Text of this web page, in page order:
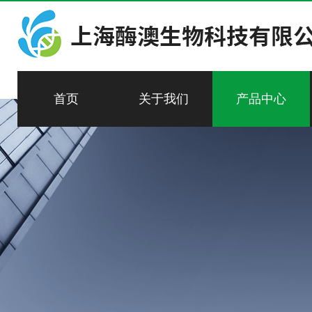
首页 关于我们 产品中心